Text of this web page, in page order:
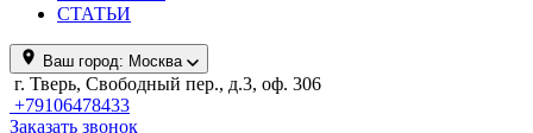
СТАТЬИ
Ваш город: Москва
г. Тверь, Свободный пер., д.3, оф. 306
+79106478433
Заказать звонок